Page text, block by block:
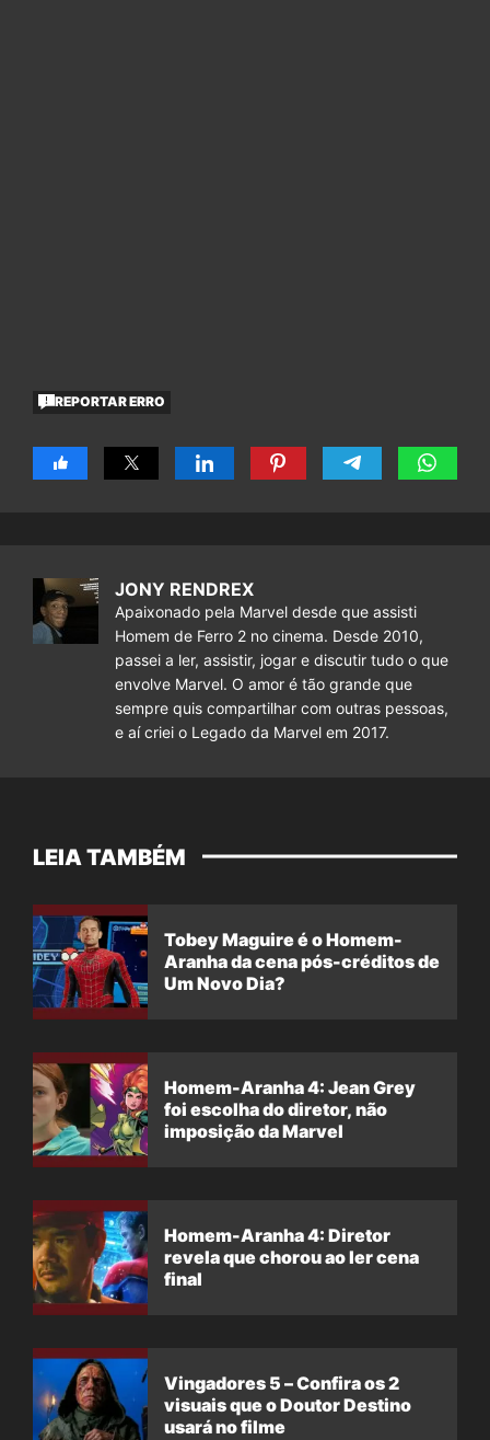
REPORTAR ERRO
JONY RENDREX
Apaixonado pela Marvel desde que assisti
Homem de Ferro 2 no cinema. Desde 2010,
passei a ler, assistir, jogar e discutir tudo o que
envolve Marvel. O amor é tão grande que
sempre quis compartilhar com outras pessoas,
e aí criei o Legado da Marvel em 2017.
LEIA TAMBÉM
Tobey Maguire é o Homem-
Aranha da cena pós-créditos de
Um Novo Dia?
Homem-Aranha 4: Jean Grey
foi escolha do diretor, não
imposição da Marvel
Homem-Aranha 4: Diretor
revela que chorou ao ler cena
final
Vingadores 5 – Confira os 2
visuais que o Doutor Destino
usará no filme